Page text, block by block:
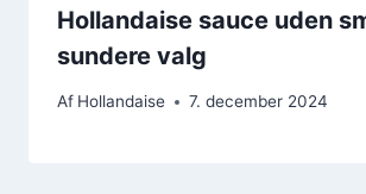
Hollandaise sauce uden
sundere valg
Af Hollandaise 7. december 2024